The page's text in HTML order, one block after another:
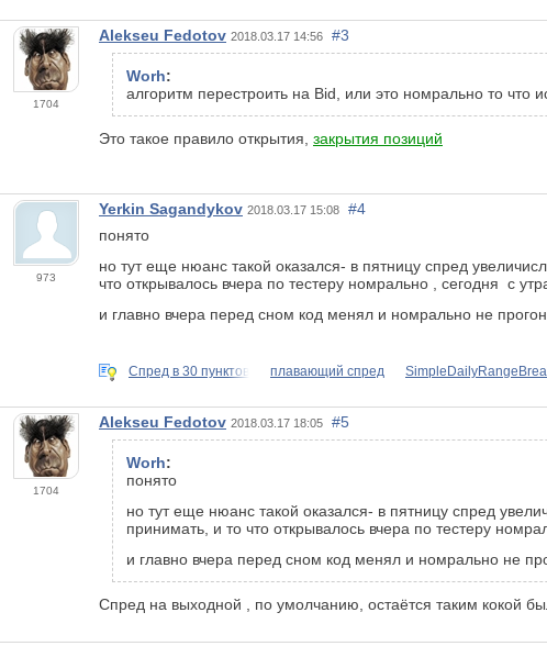
1704
Alekseu Fedotov 2018.03.17 14:56 #3
Worh:
алгоритм перестроить на Bid, или это номрально то что
Это такое правило открытия, закрытия позиций
973
Yerkin Sagandykov 2018.03.17 15:08
#4
понято
но тут еще нюанс такой оказался- в пятницу спред
что открывалось вчера по тестеру номрально , сегодня с
и главно вчера перед сном код менял и номрально не
Спред в 30 пунктов плавающий спред
1704
Alekseu Fedotov 2018.03.17 18:05 #5
Worh:
понято
но тут еще нюанс такой оказался- в пятницу спред
принимать, и то что открывалось вчера по тестеру
и главно вчера перед сном код менял и номрально не
Спред на выходной , по умолчанию, остаётся таким кокой